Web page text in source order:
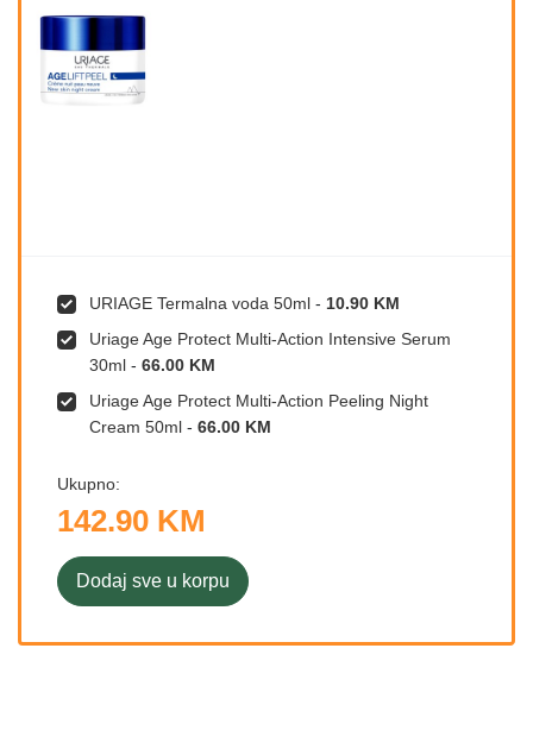
URIAGE Termalna voda 50ml - 10.90 KM
Uriage Age Protect Multi-Action Intensive Serum
30ml - 66.00 KM
Uriage Age Protect Multi-Action Peeling Night
Cream 50ml - 66.00 KM
Ukupno:
142.90 KM
Dodaj sve u korpu